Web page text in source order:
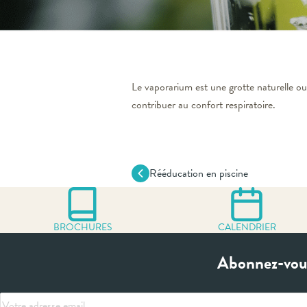
Le vaporarium est une grotte naturelle
contribuer au confort respiratoire.
Rééducation en piscine
BROCHURES CALENDRIER
Abonnez-
Votre